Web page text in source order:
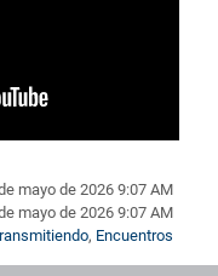
mayo de 2026 9:07 AM
mayo de 2026 9:07 AM
, Encuentros